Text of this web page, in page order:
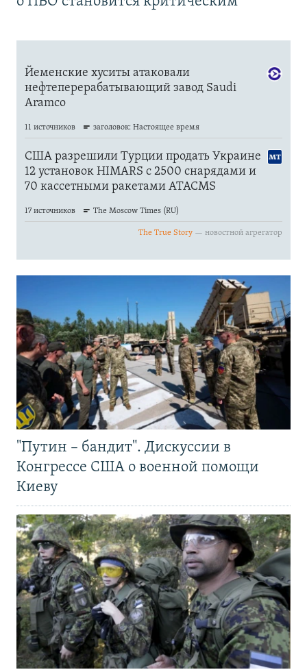
"Путин – бандит". Дискуссии в
Конгрессе США о военной помощи
Киеву